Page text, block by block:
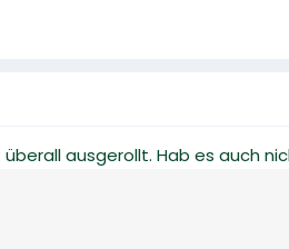
ausgerollt. Hab es auch